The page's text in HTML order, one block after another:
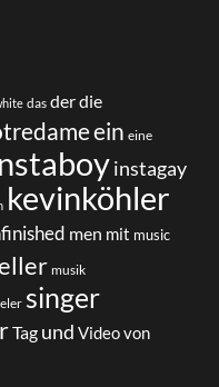
das derdie
ein eine
instagay
kevinköhler
men mit music
musik
singer
Tag und Video von